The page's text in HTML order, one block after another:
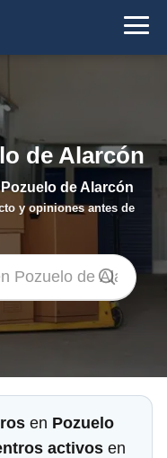
de Alarcón
de Alarcón
y opiniones antes de
en Pozuelo
activos en